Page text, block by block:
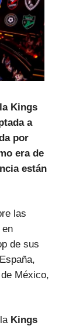
Kings
a
por
era de
están
las
en
de sus
México,
Kings